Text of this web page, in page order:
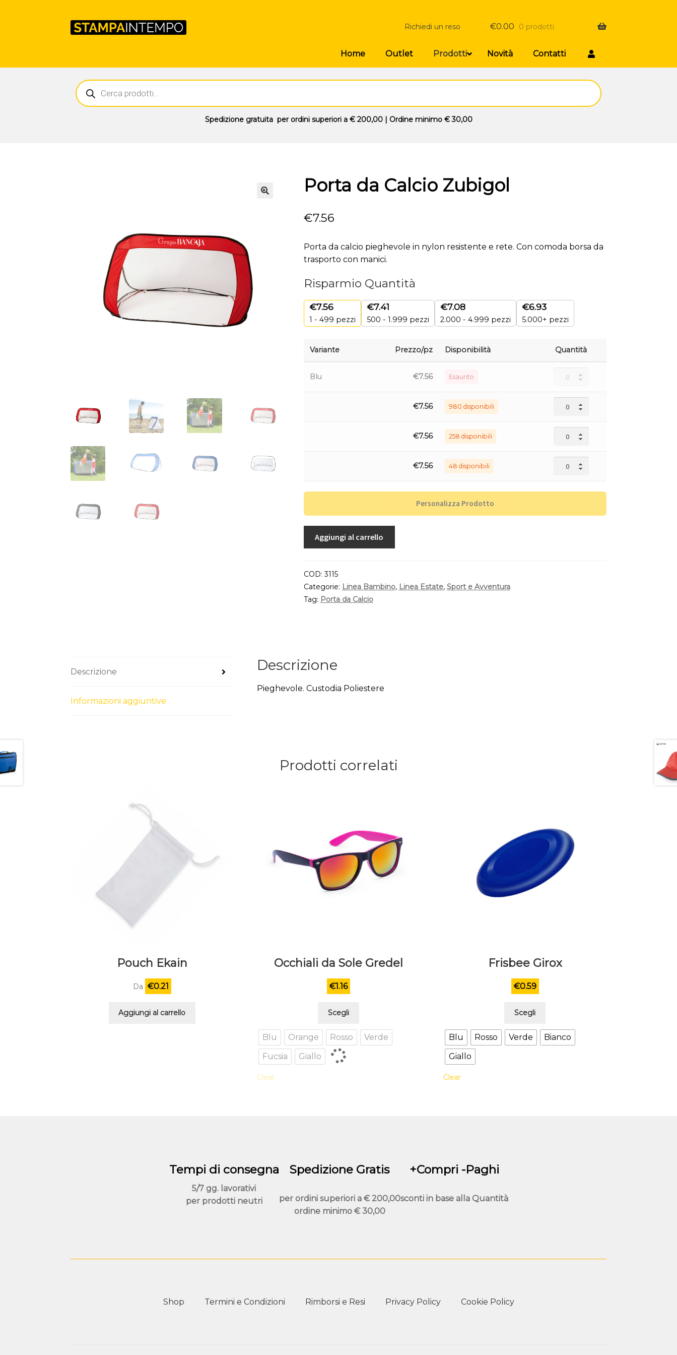
Richiedi un reso €0.00 0 prodotti
Home Outlet Prodotti Novità Contatti
Ricerca
prodotti
Spedizione gratuitaper ordini superiori a € 200,00| Ordine minimo € 30,00
Porta da Calcio Zubigol
€7.56
Porta da calcio pieghevole in nylon resistente e rete. Con comoda borsa da
trasporto con manici.
Risparmio Quantità
€7.56
1 - 499 pezzi
€7.41
500 - 1.999 pezzi
€7.08
2.000 - 4.999 pezzi
€6.93
5.000+ pezzi
Variante Prezzo/pz Disponibilità Quantità
Blu €7.56 Esaurito
€7.56 980 disponibili
€7.56 258 disponibili
€7.56 48 disponibili
Personalizza Prodotto
Aggiungi al carrello
COD:3115
Categorie: Linea Bambino, Linea Estate, Sport e Avventura
Tag: Porta da Calcio
Descrizione
Informazioni aggiuntive
Descrizione
Pieghevole. Custodia Poliestere
Prodotti correlati
Pouch Ekain
Da €0.21
Aggiungi al carrello
Occhiali da Sole Gredel
€1.16
Scegli
ha
più
prodotto
Blu Orange Rosso
Verde
Fucsia
Giallo
Clear
Frisbee Girox
€0.59
Scegli
ha
più
Blu Rosso Verde
Bianco
Giallo
Clear
Tempi di consegna
5/7 gg. lavorativi
per prodotti neutri
Spedizione Gratis
per ordini superiori a € 200,00
ordine minimo€ 30,00
+Compri -Paghi
sconti in base alla Quantità
Shop Termini e Condizioni Rimborsi e Resi Privacy Policy Cookie Policy